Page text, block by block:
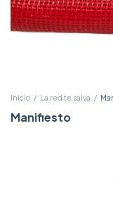
Inicio / La red te salva /
Manifiesto